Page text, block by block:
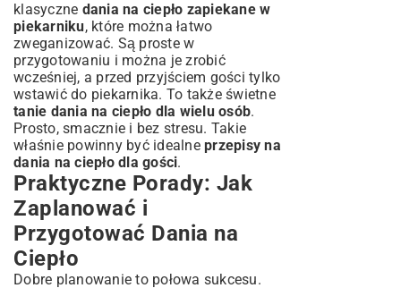
klasyczne dania na ciepło zapiekane w
piekarniku, które można łatwo
zweganizować. Są proste w
przygotowaniu i można je zrobić
wcześniej, a przed przyjściem gości tylko
wstawić do piekarnika. To także świetne
tanie dania na ciepło dla wielu osób.
Prosto, smacznie i bez stresu. Takie
właśnie powinny być idealne przepisy na
dania na ciepło dla gości.
Praktyczne Porady: Jak
Zaplanować i
Przygotować Dania na
Ciepło
Dobre planowanie to połowa sukcesu.